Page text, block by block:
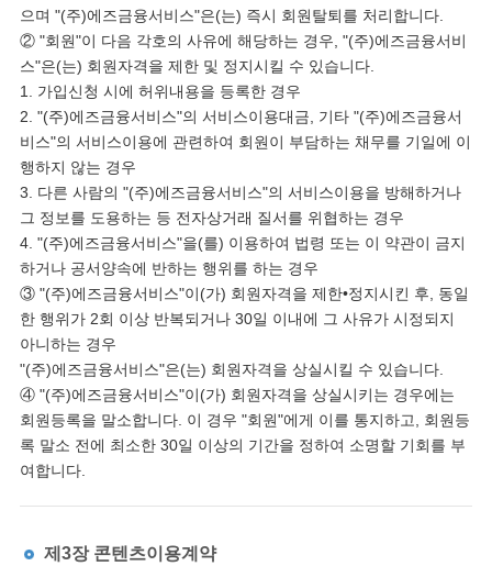
으며 "(주)에즈금융서비스"은(는) 즉시 회원탈퇴를 처리합니다.
② "회원"이 다음 각호의 사유에 해당하는 경우, "(주)에즈금융서비
스"은(는) 회원자격을 제한 및 정지시킬 수 있습니다.
1. 가입신청 시에 허위내용을 등록한 경우
2. "(주)에즈금융서비스"의 서비스이용대금, 기타 "(주)에즈금융서
비스"의 서비스이용에 관련하여 회원이 부담하는 채무를 기일에 이
행하지 않는 경우
3. 다른 사람의 "(주)에즈금융서비스"의 서비스이용을 방해하거나
그 정보를 도용하는 등 전자상거래 질서를 위협하는 경우
4. "(주)에즈금융서비스"을(를) 이용하여 법령 또는 이 약관이 금지
하거나 공서양속에 반하는 행위를 하는 경우
③ "(주)에즈금융서비스"이(가) 회원자격을 제한•정지시킨 후, 동일
한 행위가 2회 이상 반복되거나 30일 이내에 그 사유가 시정되지
아니하는 경우
"(주)에즈금융서비스"은(는) 회원자격을 상실시킬 수 있습니다.
④ "(주)에즈금융서비스"이(가) 회원자격을 상실시키는 경우에는
회원등록을 말소합니다. 이 경우 "회원"에게 이를 통지하고, 회원등
록 말소 전에 최소한 30일 이상의 기간을 정하여 소명할 기회를 부
여합니다.
제3장 콘텐츠이용계약